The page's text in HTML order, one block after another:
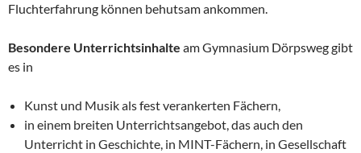
Fluchterfahrung können behutsam ankommen.
Besondere Unterrichtsinhalte am Gymnasium Dörpsweg gibt
es in
Kunst und Musik als fest verankerten Fächern,
in einem breiten Unterrichtsangebot, das auch den
Unterricht in Geschichte, in MINT-Fächern, in Gesellschaft